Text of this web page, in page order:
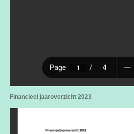
Financieel jaaroverzicht 2023